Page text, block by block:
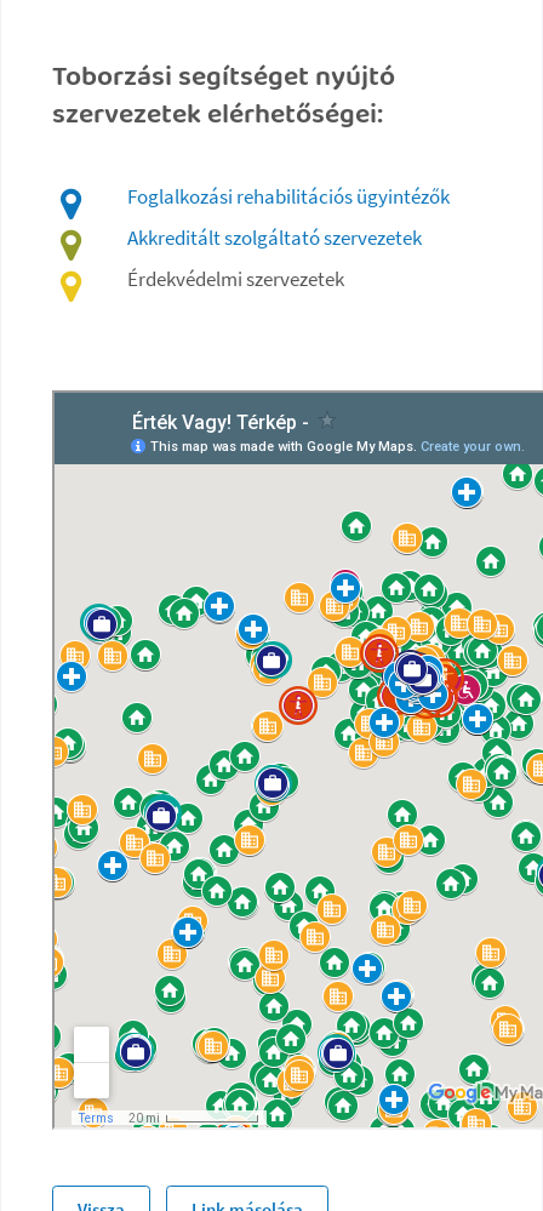
Toborzási segítséget nyújtó
szervezetek elérhetőségei:
Foglalkozási rehabilitációs ügyintézők
Akkreditált szolgáltató szervezetek
Érdekvédelmi szervezetek